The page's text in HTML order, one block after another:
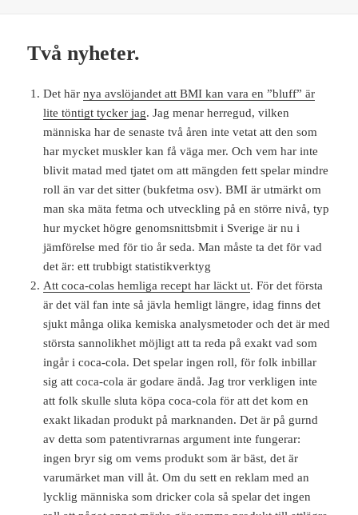
Två nyheter.
Det härnya avslöjandet att BMI kan vara en ”bluff” är
lite töntigt tycker jag. Jag menar herregud, vilken
människa har de senaste två åren inte vetat att den som
har mycket muskler kan få väga mer. Och vem har inte
blivit matad med tjatet om att mängden fett spelar mindre
roll än var det sitter (bukfetma osv). BMI är utmärkt om
man ska mäta fetma och utveckling på en större nivå, typ
hur mycket högre genomsnittsbmit i Sverige är nu i
jämförelse med för tio år seda. Man måste ta det för vad
det är: ett trubbigt statistikverktyg
Att coca-colas hemliga recept har läckt ut. För det första
är det väl fan inte så jävla hemligt längre, idag finns det
sjukt många olika kemiska analysmetoder och det är med
största sannolikhet möjligt att ta reda på exakt vad som
ingår i coca-cola. Det spelar ingen roll, för folk inbillar
sig att coca-cola är godare ändå. Jag tror verkligen inte
att folk skulle sluta köpa coca-cola för att det kom en
exakt likadan produkt på marknanden. Det är på gurnd
av detta som patentivrarnas argument inte fungerar:
ingen bryr sig om vems produkt som är bäst, det är
varumärket man vill åt. Om du sett en reklam med an
lycklig människa som dricker cola så spelar det ingen